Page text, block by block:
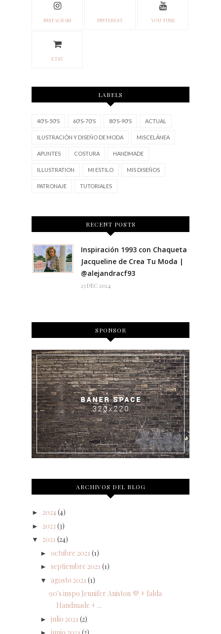
INSTAGRAM PINTEREST YOU TUBE
ETSY
LABELS
40'S-50'S 60'S-70'S 80'S-90'S ACTUAL
ILUSTRACIÓN Y DISEÑO DE MODA MISCELÁNEA
APUNTES COSTURA HANDMADE
ILLUSTRATION MI ESTILO MIS DISEÑOS
PATRONAJE TUTORIALES
RECENT POSTS
Inspiración 1993 con Chaqueta
Jacqueline de Crea Tu Moda |
@alejandracf93
23 DEC 2024
SPONSOR
ARCHIVOS DEL BLOG
► 2024(4)
► 2023 (3)
▼ 2021 (24)
► octubre 2021 (1)
► septiembre 2021 (1)
▼ agosto 2021 (1)
90's inspo Jennifer Aniston 💜 + falda
Handmade + ...
► julio 2021 (2)